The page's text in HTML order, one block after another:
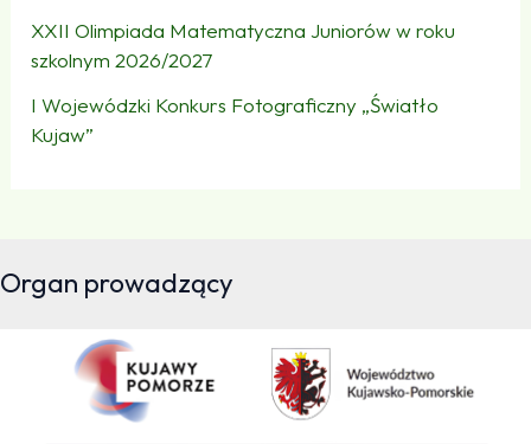
XXII Olimpiada Matematyczna Juniorów w roku
szkolnym 2026/2027
I Wojewódzki Konkurs Fotograficzny „Światło
Kujaw”
Organ prowadzący